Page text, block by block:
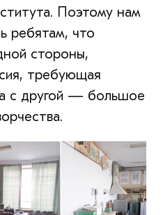
Поэтому нам
ребятам, что
стороны,
требующая
с другой — большое